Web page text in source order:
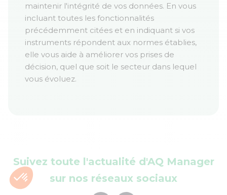
maintenir l'intégrité de vos données. En vous
incluant toutes les fonctionnalités
précédemment citées et en indiquant si vos
instruments répondent aux normes établies,
elle vous aide à améliorer vos prises de
décision, quel que soit le secteur dans lequel
vous évoluez.
Suivez toute l'actualité d'AQ Manager
sur nos réseaux sociaux